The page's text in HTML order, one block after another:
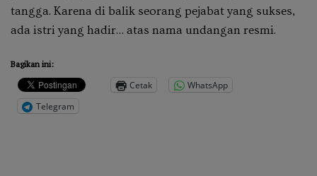
tangga. Karena di balik seorang pejabat yang sukses,
ada istri yang hadir… atas nama undangan resmi.
Bagikan ini:
Cetak
WhatsApp
Telegram